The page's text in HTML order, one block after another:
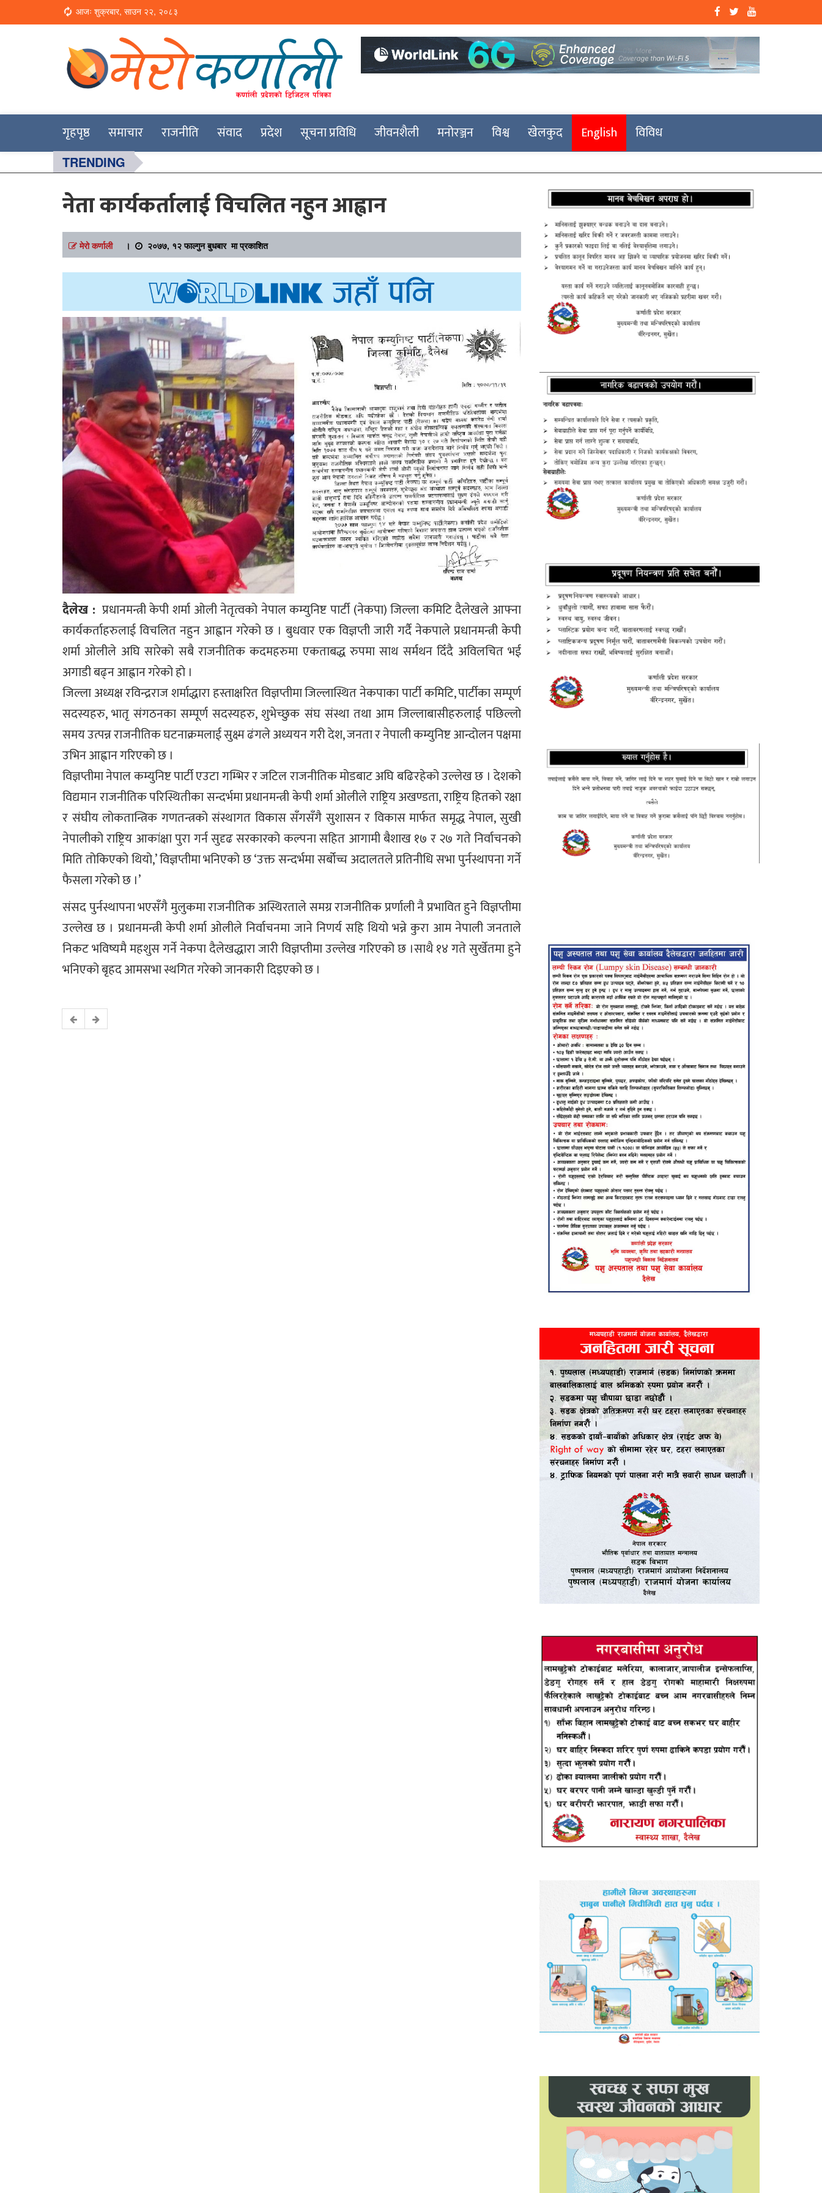
Loading...
आजः शुक्रबार, साउन २२, २०८३
Merokarnali
गृहपृष्ठ समाचार राजनीति संवाद प्रदेश सूचना प्रविधि जीवनशैली मनोरञ्जन विश्व खेलकुद English विविध
TRENDING
नेता कार्यकर्तालाई विचलित नहुन आह्वान
मेरो कर्णाली। २०७७, १२ फाल्गुन बुधबार मा प्रकाशित
दैलेख : प्रधानमन्त्री केपी शर्मा ओली नेतृत्वको नेपाल कम्युनिष्ट पार्टी (नेकपा) जिल्ला कमिटि दैलेखले आफ्ना
कार्यकर्ताहरुलाई विचलित नहुन आह्वान गरेको छ । बुधवार एक विज्ञप्ती जारी गर्दै नेकपाले प्रधानमन्त्री केपी
शर्मा ओलीले अघि सारेको सबै राजनीतिक कदमहरुमा एकताबद्ध रुपमा साथ सर्मथन दिँदै अविलचित भई
अगाडी बढ्न आह्वान गरेको हो ।
जिल्ला अध्यक्ष रविन्द्रराज शर्माद्धारा हस्ताक्षरित विज्ञप्तीमा जिल्लास्थित नेकपाका पार्टी कमिटि, पार्टीका सम्पूर्ण
सदस्यहरु, भातृ संगठनका सम्पूर्ण सदस्यहरु, शुभेच्छुक संघ संस्था तथा आम जिल्लाबासीहरुलाई पछिल्लो
समय उत्पन्न राजनीतिक घटनाक्रमलाई सुक्ष्म ढंगले अध्ययन गरी देश, जनता र नेपाली कम्युनिष्ट आन्दोलन पक्षमा
उभिन आह्वान गरिएको छ ।
विज्ञप्तीमा नेपाल कम्युनिष्ट पार्टी एउटा गम्भिर र जटिल राजनीतिक मोडबाट अघि बढिरहेको उल्लेख छ । देशको
विद्यमान राजनीतिक परिस्थितीका सन्दर्भमा प्रधानमन्त्री केपी शर्मा ओलीले राष्ट्रिय अखण्डता, राष्ट्रिय हितको रक्षा
र संघीय लोकतान्त्रिक गणतन्त्रको संस्थागत विकास सँगसँगै सुशासन र विकास मार्फत समृद्ध नेपाल, सुखी
नेपालीको राष्ट्रिय आकांक्षा पुरा गर्न सुदृढ सरकारको कल्पना सहित आगामी बैशाख १७ र २७ गते निर्वाचनको
मिति तोकिएको थियो,’ विज्ञप्तीमा भनिएको छ ‘उक्त सन्दर्भमा सर्बोच्च अदालतले प्रतिनीधि सभा पुर्नस्थापना गर्ने
फैसला गरेको छ ।’
संसद पुर्नस्थापना भएसँगै मुलुकमा राजनीतिक अस्थिरताले समग्र राजनीतिक प्रर्णाली नै प्रभावित हुने विज्ञप्तीमा
उल्लेख छ । प्रधानमन्त्री केपी शर्मा ओलीले निर्वाचनमा जाने निणर्य सहि थियो भन्ने कुरा आम नेपाली जनताले
निकट भविष्यमै महशुस गर्ने नेकपा दैलेखद्धारा जारी विज्ञप्तीमा उल्लेख गरिएको छ ।साथै १४ गते सुर्खेतमा हुने
भनिएको बृहद आमसभा स्थगित गरेको जानकारी दिइएको छ ।